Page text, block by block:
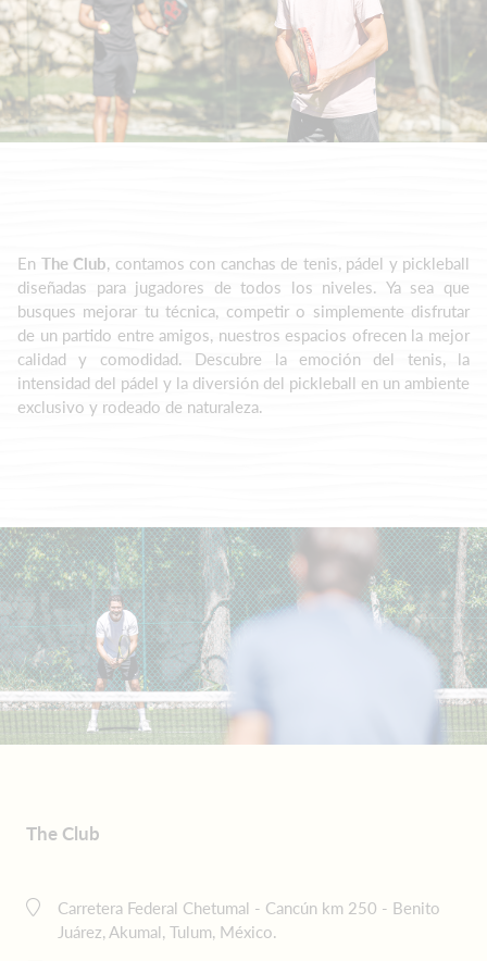
En The Club, contamos con canchas de tenis, pádel y pickleball
diseñadas para jugadores de todos los niveles. Ya sea que
busques mejorar tu técnica, competir o simplemente disfrutar
de un partido entre amigos, nuestros espacios ofrecen la mejor
calidad y comodidad.
Descubre la emoción del tenis, la
intensidad del pádel y la diversión del pickleball en un ambiente
exclusivo y rodeado de naturaleza.
The Club
Carretera Federal Chetumal - Cancún km 250 - Benito
Juárez, Akumal, Tulum, México.